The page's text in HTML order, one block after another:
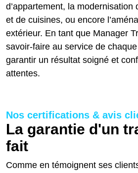
d’appartement, la modernisation
et de cuisines, ou encore
extérieur. En tant que Manager
savoir-faire au service de
garantir un résultat soigné et
attentes.
Nos certifications & avis
La garantie d'un
fait
Comme en témoignent ses